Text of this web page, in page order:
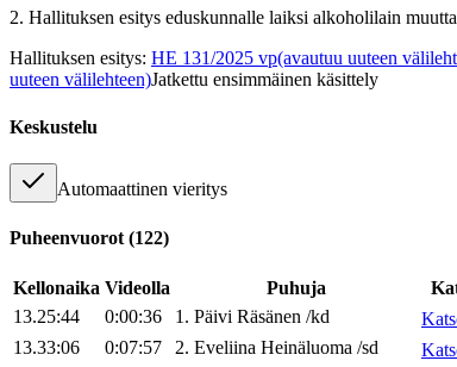
2. Hallituksen esitys eduskunnalle laiksi alkoholilain
Hallituksen esitys: HE 131/2025 vp(avautuu uuteen
uuteen välilehteen)Jatkettu ensimmäinen käsittely
Keskustelu
Automaattinen vieritys
Puheenvuorot (122)
Kellonaika Videolla Puhuja
13.25:44
0:00:36 1. Päivi Räsänen /kd
13.33:06
0:07:57 2. Eveliina Heinäluoma /sd